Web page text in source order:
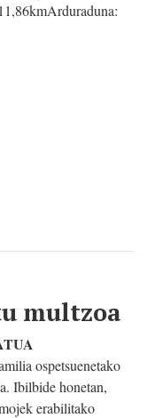
multzoa
ospetsuenetako
Ibilbide honetan,
erabilitako